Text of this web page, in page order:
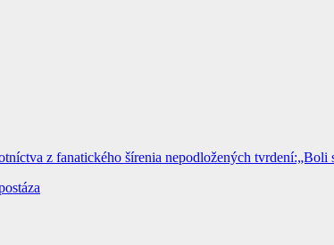
z fanatického šírenia nepodložených tvrdení:„Boli